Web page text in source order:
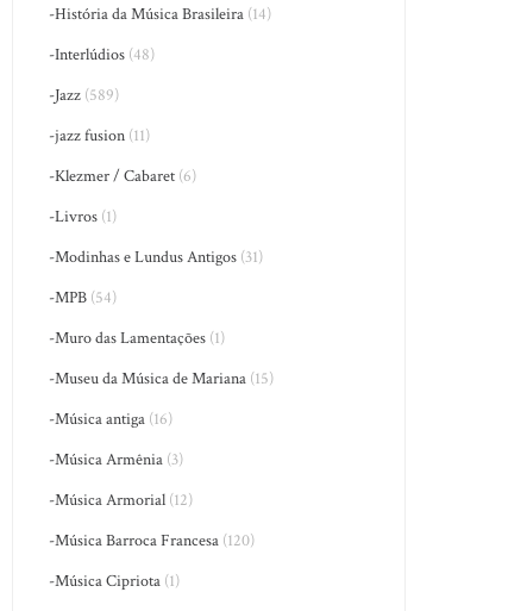
-História da Música Brasileira (14)
-Interlúdios (48)
-Jazz (589)
-jazz fusion (11)
-Klezmer / Cabaret (6)
-Livros (1)
-Modinhas e Lundus Antigos (31)
-MPB (54)
-Muro das Lamentações (1)
-Museu da Música de Mariana (15)
-Música antiga (16)
-Música Armênia (3)
-Música Armorial (12)
-Música Barroca Francesa (120)
-Música Cipriota (1)